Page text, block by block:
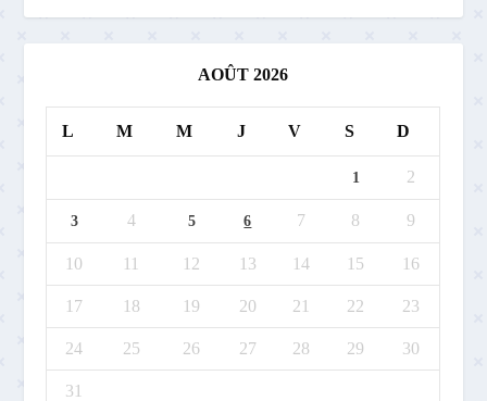
AOÛT 2026
L M M J V S D
1 2
3 4 5 6 7 8 9
10 11 12 13 14 15 16
17 18 19 20 21 22 23
24 25 26 27 28 29 30
31